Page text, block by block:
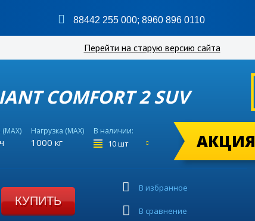
88442 255 000; 8960 896 0110
Перейти на старую версию сайта
COMFORT 2 SUV
Нагрузка (MAX)
1000 кг
В наличии:
10 шт АКЦИЯ
КУПИТЬ
В избранное
В сравнение